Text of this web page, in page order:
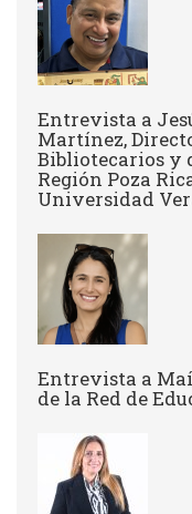
Entrevista a
Martínez,
Bibliotecarios y
Región Poza
Universidad
Entrevista a
de la Red de